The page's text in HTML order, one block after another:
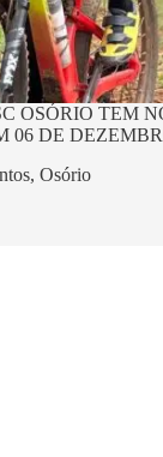
OSÓRIO TEM
06 DE
, Osório